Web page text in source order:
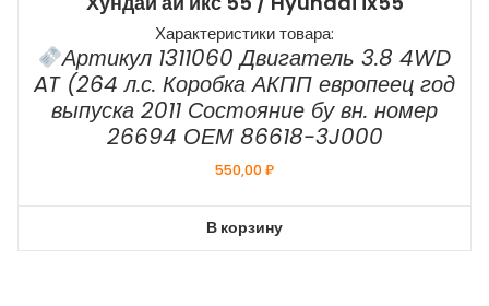
Характеристики товара:
Артикул 1311060 Двигатель 3.8 4WD
AT (264 л.с. Коробка АКПП европеец год
выпуска 2011 Состояние бу вн. номер
26694 ОЕМ 86618-3J000
550,00₽
В корзину